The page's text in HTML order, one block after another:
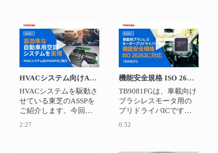
のみでモーター制御す
る機能を備えていま
す。スロットルバルブ
コントロール用、エン
ジンの各種バルブ用な
どにおすすめです。
ッターやバルブへ応用
できます
動画を再生 HVACシステム向けASSPの紹介
HVACシステム向けASSPの紹介
HVACシステムを駆動さ
せている東芝のASSPを
ご紹介します。今回、
2:27
動画を再生 機
機能安全規格 ISO 26262に対応したTB9081FG (ブラシレスプリドライバ)
TB9081FGは、車載向け
ブラシレスモータ用の
プリドライバICです。
0:52